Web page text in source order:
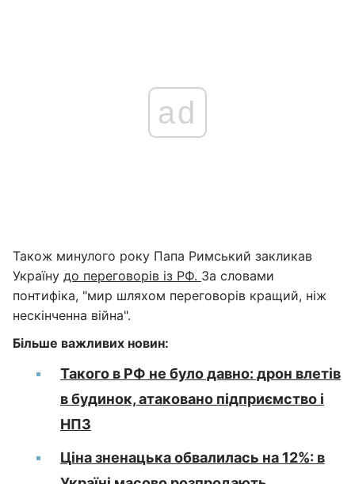
ad
Також минулого року Папа Римський закликав
Україну до переговорів із РФ. За словами
понтифіка, "мир шляхом переговорів кращий, ніж
нескінченна війна".
Більше важливих новин:
Такого в РФ не було давно: дрон влетів
в будинок, атаковано підприємство і
НПЗ
Ціна зненацька обвалилась на 12%: в